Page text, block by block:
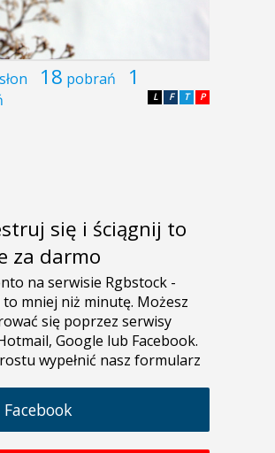
18 pobrań 1
P
T
F
L
się i ściągnij to
za darmo